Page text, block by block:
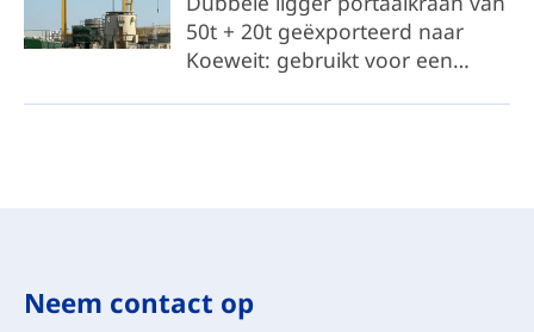
productiemogelijkheden.
50t + 20t geëxporteerd naar
Koeweit: gebruikt voor een
Neem contact op